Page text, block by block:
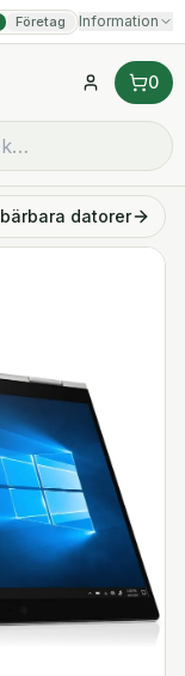
Företag Information
0
bärbara datorer